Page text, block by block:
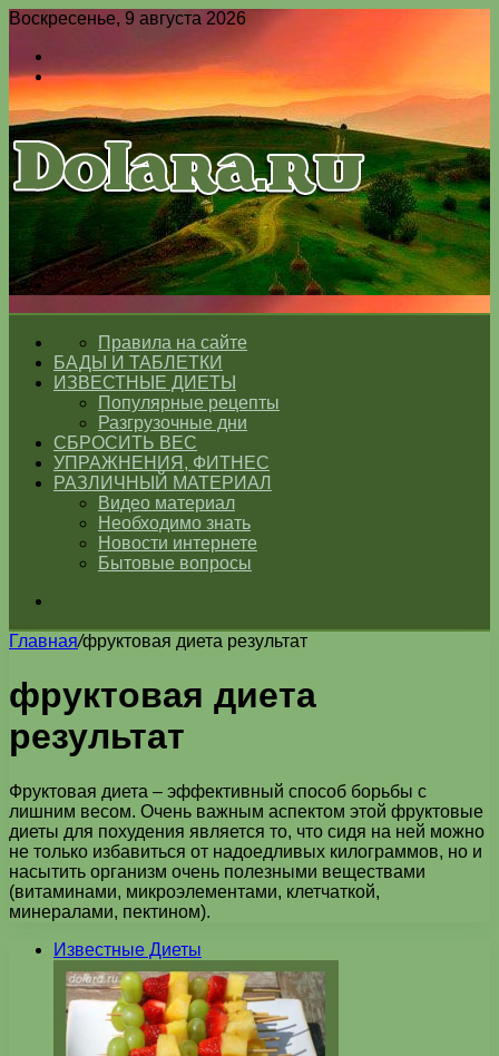
Воскресенье, 9 августа 2026
Switch
skin
Меню
Switch
ГЛАВНАЯПравила на сайте
БАДЫ И ТАБЛЕТКИ
ИЗВЕСТНЫЕ ДИЕТЫ
Популярные рецепты
Разгрузочные дни
СБРОСИТЬ ВЕС
УПРАЖНЕНИЯ, ФИТНЕС
РАЗЛИЧНЫЙ МАТЕРИАЛ
Видео материал
Необходимо знать
Новости интернете
Бытовые вопросы
Главная/фруктовая диета результат
фруктовая диета
результат
Фруктовая диета – эффективный способ борьбы с
лишним весом. Очень важным аспектом этой фруктовые
диеты для похудения является то, что сидя на ней можно
не только избавиться от надоедливых килограммов, но и
насытить организм очень полезными веществами
(витаминами, микроэлементами, клетчаткой,
минералами, пектином).
Известные Диеты